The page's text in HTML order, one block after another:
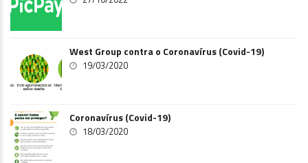
West Group contra o Coronavírus (Covid-19)
19/03/2020
Coronavírus (Covid-19)
18/03/2020